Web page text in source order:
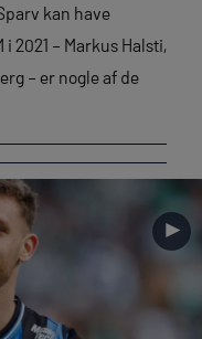
kan have
2021 – Markus Halsti,
– er nogle af de
►